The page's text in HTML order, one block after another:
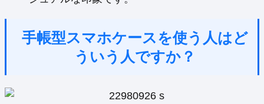
手帳型スマホケースを使う人はど
ういう人ですか？